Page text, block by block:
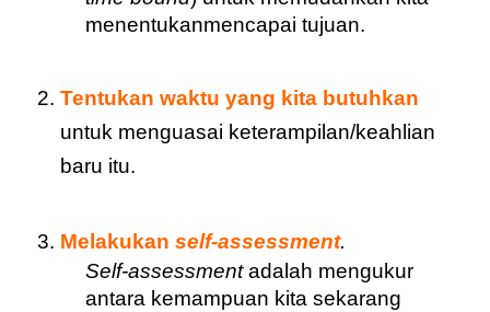
menentukanmencapai tujuan.
Tentukan waktu yang kita butuhkan
untuk menguasai keterampilan/keahlian
baru itu.
Melakukan self-assessment.
Self-assessment
antara kemampuan kita sekarang